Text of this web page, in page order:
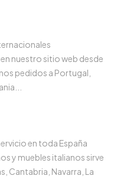
nuestro sitio web desde
pedidos a Portugal,
en toda España
y muebles italianos sirve
Cantabria, Navarra, La